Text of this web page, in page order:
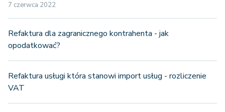
7 czerwca 2022
Refaktura dla zagranicznego kontrahenta - jak
opodatkować?
Refaktura usługi która stanowi import usług - rozliczenie
VAT